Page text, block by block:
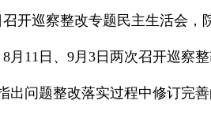
开巡察整改专题民主生活会，
11日、9月3日两次召开巡察
问题整改落实过程中修订完